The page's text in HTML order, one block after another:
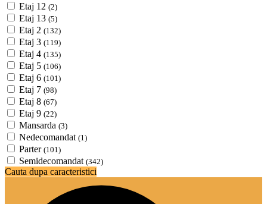
Etaj 12 (2)
Etaj 13 (5)
Etaj 2 (132)
Etaj 3 (119)
Etaj 4 (135)
Etaj 5 (106)
Etaj 6 (101)
Etaj 7 (98)
Etaj 8 (67)
Etaj 9 (22)
Mansarda (3)
Nedecomandat (1)
Parter (101)
Semidecomandat (342)
Cauta dupa caracteristici